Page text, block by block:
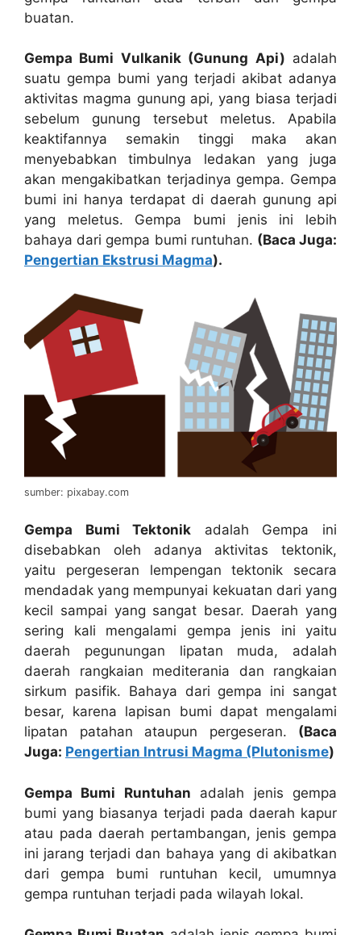
buatan.
Gempa Bumi Vulkanik (Gunung Api) adalah
suatu gempa bumi yang terjadi akibat adanya
aktivitas magma gunung api, yang biasa terjadi
sebelum gunung tersebut meletus. Apabila
keaktifannya semakin tinggi maka akan
menyebabkan timbulnya ledakan yang juga
akan mengakibatkan terjadinya gempa. Gempa
bumi ini hanya terdapat di daerah gunung api
yang meletus. Gempa bumi jenis ini lebih
bahaya dari gempa bumi runtuhan. (Baca Juga:
Pengertian Ekstrusi Magma).
sumber: pixabay.com
Gempa Bumi Tektonik adalah Gempa ini
disebabkan oleh adanya aktivitas tektonik,
yaitu pergeseran lempengan tektonik secara
mendadak yang mempunyai kekuatan dari yang
kecil sampai yang sangat besar. Daerah yang
sering kali mengalami gempa jenis ini yaitu
daerah pegunungan lipatan muda, adalah
daerah rangkaian mediterania dan rangkaian
sirkum pasifik. Bahaya dari gempa ini sangat
besar, karena lapisan bumi dapat mengalami
lipatan patahan ataupun pergeseran. (Baca
Juga: Pengertian Intrusi Magma (Plutonisme)
Gempa Bumi Runtuhan adalah jenis gempa
bumi yang biasanya terjadi pada daerah kapur
atau pada daerah pertambangan, jenis gempa
ini jarang terjadi dan bahaya yang di akibatkan
dari gempa bumi runtuhan kecil, umumnya
gempa runtuhan terjadi pada wilayah lokal.